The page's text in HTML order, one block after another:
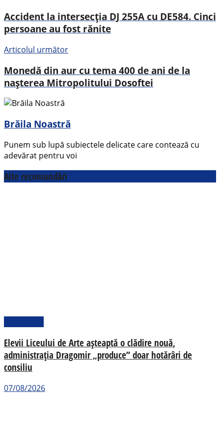
Accident la intersecția DJ 255A cu DE584. Cinci
persoane au fost rănite
Articolul următor
Monedă din aur cu tema 400 de ani de la
nașterea Mitropolitului Dosoftei
Brăila Noastră
Punem sub lupă subiectele delicate care contează cu
adevărat pentru voi
Alte recomandări
Elevii Liceului de Arte așteaptă o clădire nouă,
administrația Dragomir „produce” doar hotărâri de
consiliu
07/08/2026